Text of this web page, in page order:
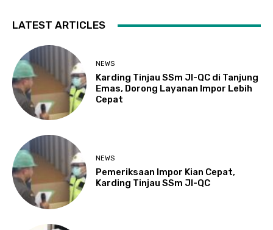
LATEST ARTICLES
NEWS
Karding Tinjau SSm JI-QC di Tanjung
Emas, Dorong Layanan Impor Lebih
Cepat
NEWS
Pemeriksaan Impor Kian Cepat,
Karding Tinjau SSm JI-QC